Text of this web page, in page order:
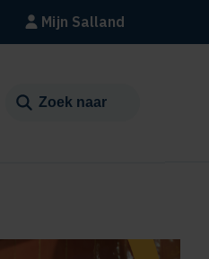
Mijn Salland